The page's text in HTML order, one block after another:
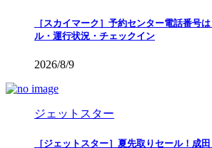
［スカイマーク］予約センター電話番号
ル・運行状況・チェックイン
2026/8/9
ジェットスター
［ジェットスター］夏先取りセール！成